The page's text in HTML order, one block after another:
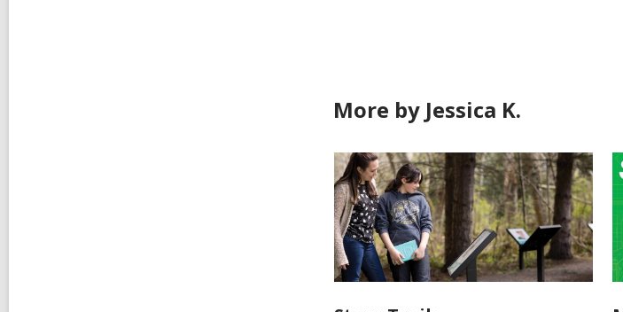
More by Jessica K.